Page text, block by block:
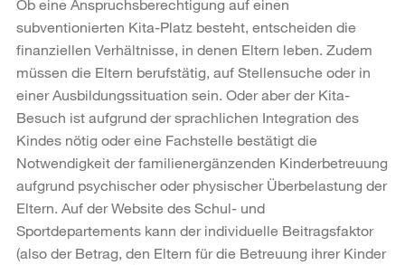
Ob eine Anspruchsberechtigung auf einen
subventionierten Kita-Platz besteht, entscheiden die
finanziellen Verhältnisse, in denen Eltern leben. Zudem
müssen die Eltern berufstätig, auf Stellensuche oder in
einer Ausbildungssituation sein. Oder aber der Kita-
Besuch ist aufgrund der sprachlichen Integration des
Kindes nötig oder eine Fachstelle bestätigt die
Notwendigkeit der familienergänzenden Kinderbetreuung
aufgrund psychischer oder physischer Überbelastung der
Eltern. Auf der Website des Schul- und
Sportdepartements kann der individuelle Beitragsfaktor
(also der Betrag, den Eltern für die Betreuung ihrer Kinder